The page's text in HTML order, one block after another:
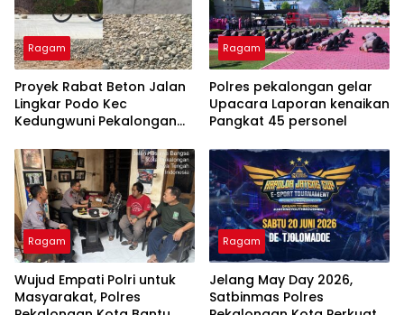
Ragam
Proyek Rabat Beton Jalan
Lingkar Podo Kec
Kedungwuni Pekalongan
Yang Retak dan Oflitan
Jalan Dinilai Berbahaya
Ragam
Polres pekalongan gelar
Upacara Laporan kenaikan
Pangkat 45 personel
Ragam
Wujud Empati Polri untuk
Masyarakat, Polres
Ragam
Jelang May Day 2026,
Satbinmas Polres